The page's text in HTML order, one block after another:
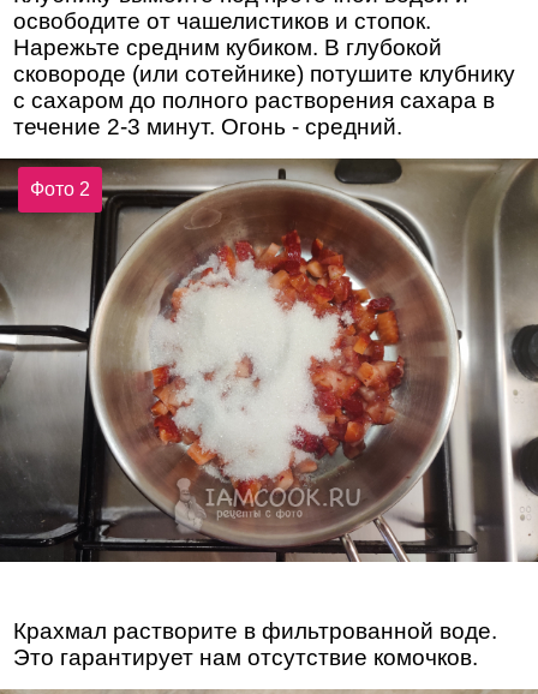
освободите от чашелистиков и стопок.
Нарежьте средним кубиком. В глубокой
сковороде (или сотейнике) потушите клубнику
с сахаром до полного растворения сахара в
течение 2-3 минут. Огонь - средний.
Фото 2
Крахмал растворите в фильтрованной воде.
Это гарантирует нам отсутствие комочков.